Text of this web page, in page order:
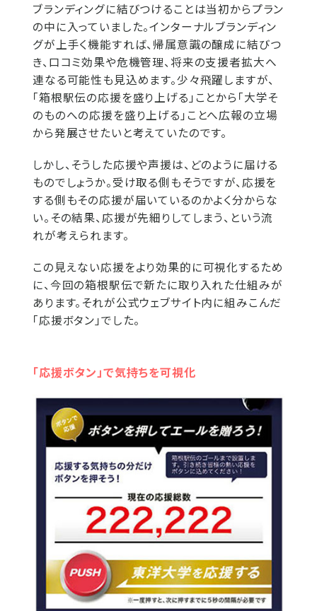
ブランディングに結びつけることは当初からプラン
の中に入っていました。インターナルブランディン
グが上手く機能すれば、帰属意識の醸成に結びつ
き、口コミ効果や危機管理、将来の支援者拡大へ
連なる可能性も見込めます。少々飛躍しますが、
「箱根駅伝の応援を盛り上げる」ことから「大学そ
のものへの応援を盛り上げる」ことへ広報の立場
から発展させたいと考えていたのです。
しかし、そうした応援や声援は、どのように届ける
ものでしょうか。受け取る側もそうですが、応援を
する側もその応援が届いているのかよく分からな
い。その結果、応援が先細りしてしまう、という流
れが考えられます。
この見えない応援をより効果的に可視化するため
に、今回の箱根駅伝で新たに取り入れた仕組みが
あります。それが公式ウェブサイト内に組みこんだ
「応援ボタン」でした。
「応援ボタン」で気持ちを可視化